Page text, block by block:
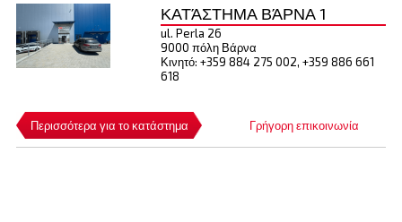
Περισσότερα για το κατάστημα Γρήγορη επικοινωνία
ΚΑΤΆΣΤΗΜΑ ΒΆΡΝΑ 1
ul. Perla 26
9000 πόλη Βάρνα
Κινητό: +359 884 275 002, +359 886 661
618